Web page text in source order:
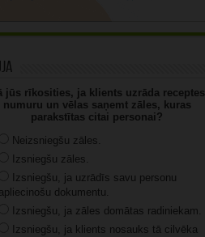
jūs rīkosities, ja klients uzrāda receptes
numuru un vēlas saņemt zāles, kuras
parakstītas citai personai?
Neizsniegšu zāles.
Izsniegšu zāles.
Izsniegšu, ja uzrādīs savu personu
dokumentu.
Izsniegšu, ja zāles domātas radiniekam.
Izsniegšu, ja klients nosauks tā cilvēka